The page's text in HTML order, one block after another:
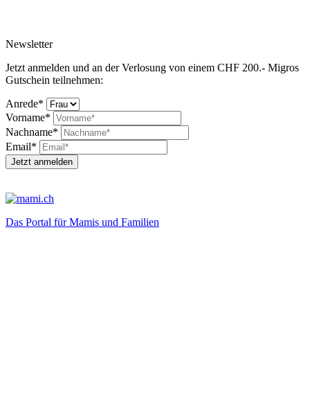
Newsletter
Jetzt anmelden und an der Verlosung von einem CHF 200.- Migros
Gutschein teilnehmen:
Anrede*
Vorname*
Nachname*
Email*
Jetzt anmelden
Das Portal für Mamis und Familien